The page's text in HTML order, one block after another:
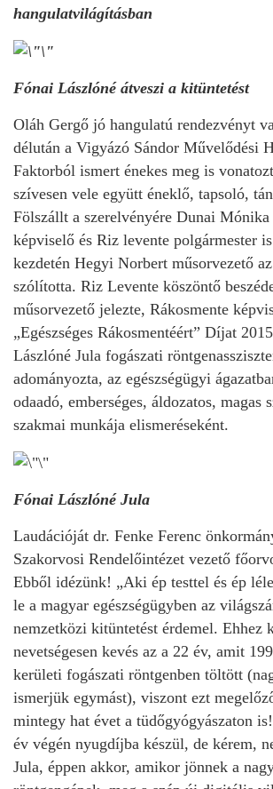
hangulatvilágításban
Fónai Lászlóné átveszi a kitüntetést
Oláh Gergő jó hangulatú rendezvényt
délután a Vigyázó Sándor Művelődési
Faktorból ismert énekes meg is
szívesen vele együtt éneklő, tapsoló,
Fölszállt a szerelvényére Dunai Mónika
képviselő és Riz levente polgármester
kezdetén Hegyi Norbert műsorvezető
szólította. Riz Levente köszöntő
műsorvezető jelezte, Rákosmente
„Egészséges Rákosmentéért” Díjat
Lászlóné Jula fogászati
adományozta, az egészségügyi
odaadó, emberséges, áldozatos, magas
szakmai munkája elismeréseként.
Fónai Lászlóné Jula
Laudációját dr. Fenke Ferenc
Szakorvosi Rendelőintézet vezető
Ebből idézünk! „Aki ép testtel és ép
le a magyar egészségügyben az
nemzetközi kitüntetést érdemel. Ehhez
nevetségesen kevés az a 22 év, amit
kerületi fogászati röntgenben töltött
ismerjük egymást), viszont ezt
mintegy hat évet a tüdőgyógyászaton
év végén nyugdíjba készül, de kérem,
Jula, éppen akkor, amikor jönnek a